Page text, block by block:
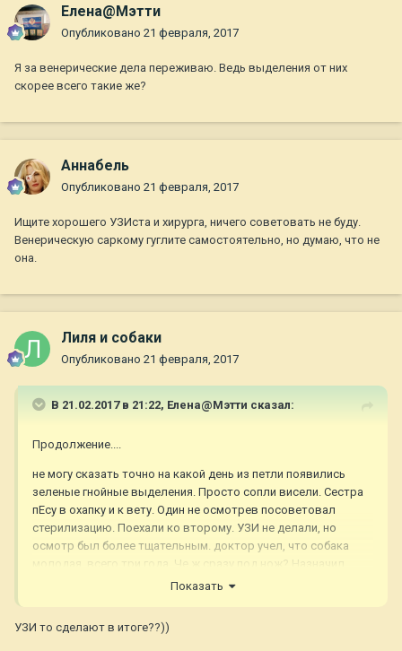
Елена@Мэтти
Опубликовано 21 февраля, 2017
Я за венерические дела переживаю. Ведь выделения от них
скорее всего такие же?
Aннaбель
Опубликовано 21 февраля, 2017
Ищите хорошего УЗИста и хирурга, ничего советовать не буду.
Венерическую саркому гуглите самостоятельно, но думаю, что не
она.
Лиля и собаки
Опубликовано 21 февраля, 2017
В 21.02.2017 в 21:22, Елена@Мэтти сказал:
Продолжение....
не могу сказать точно на какой день из петли появились
зеленые гнойные выделения. Просто сопли висели. Сестра
пЕсу в охапку и к вету. Один не осмотрев посоветовал
стерилизацию. Поехали ко второму. УЗИ не делали, но
осмотр был более тщательным. доктор учел, что собака
молодая, всего три года. Че ж сразу под нож? Назначил
лечение. Уколы через три дня и промывка петли
фев. контрольный визит к врачу.
Показать
УЗИ то сделают в итоге??))